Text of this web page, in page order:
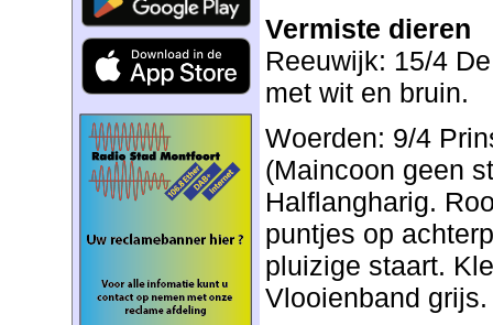
Vermiste dieren
Reeuwijk: 15/4
met wit en bruin.
Woerden: 9/4
(Maincoon geen
Halflangharig.
puntjes op
pluizige staart.
Vlooienband grijs.